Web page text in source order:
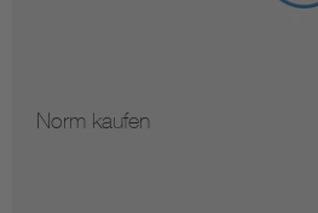
Norm kaufen